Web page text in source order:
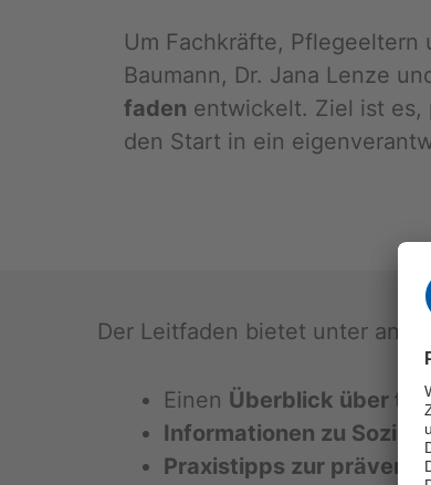
Um Fach­kräf­te,
Bau­mann, Dr. Jana Lenze
fa­den ent­wi­ckelt. Ziel ist es,
den Start in ein
Der Leit­fa­den bie­tet unter
Einen Über­blick über
In­for­ma­tio­nen zu
Pra­xis­tipps zur